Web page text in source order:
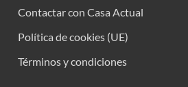
Contactar con Casa Actual
Política de cookies (UE)
Términos y condiciones